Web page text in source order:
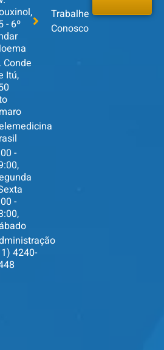
- 6º
Conde
Itú,
-
-
4240-
Trabalhe
Conosco